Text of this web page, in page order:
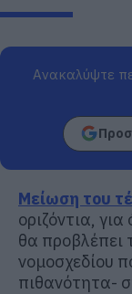
Ανακαλύψτε
Μείωση του
οριζόντια, για
θα προβλέπει
νομοσχεδίου
πιθανότητα-